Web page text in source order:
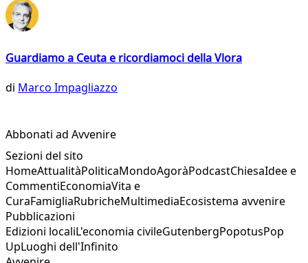
Guardiamo a Ceuta e ricordiamoci della Vlora
di Marco Impagliazzo
Abbonati ad Avvenire
Sezioni del sito
HomeAttualitàPoliticaMondoAgoràPodcastChiesaIdee e
CommentiEconomiaVita e
CuraFamigliaRubricheMultimediaEcosistema avvenire
Pubblicazioni
Edizioni localiL'economia civileGutenbergPopotusPop
UpLuoghi dell'Infinito